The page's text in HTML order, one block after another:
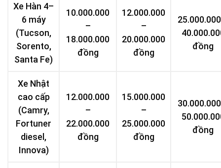
Xe Hàn 4–
6 máy
(Tucson,
Sorento,
Santa Fe)
10.000.000
–
18.000.000
đồng
12.000.000
–
20.000.000
đồng
đồng
Xe Nhật
cao cấp
(Camry,
Fortuner
diesel,
Innova)
12.000.000
–
22.000.000
đồng
15.000.000
–
25.000.000
đồng
đồng